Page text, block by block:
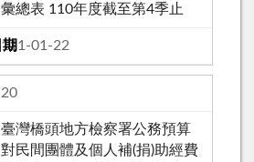
彙總表 110年度截至第4季止
111-01-22
20
臺灣橋頭地方檢察署公務預算
對民間團體及個人補(捐)助經費